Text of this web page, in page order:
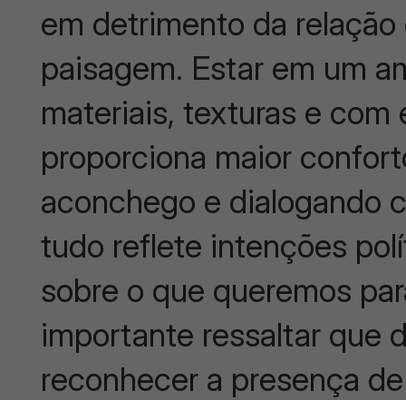
em detrimento da
paisagem. Estar em um
materiais, texturas e com
proporciona maior
aconchego e dialogando
tudo reflete intenções
sobre o que queremos
importante ressaltar que
reconhecer a presença